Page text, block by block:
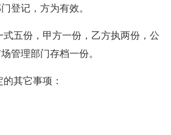
登记，方为有效。
式五份，甲方一份，乙方执两份，公
管理部门存档一份。
其它事项：